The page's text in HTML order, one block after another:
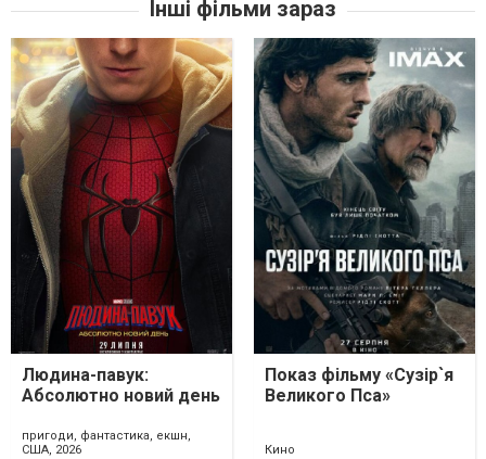
Інші фільми зараз
Людина-павук:
Абсолютно новий день
пригоди, фантастика, екшн,
США, 2026
Показ фільму «Сузір`я
Великого Пса»
Кино